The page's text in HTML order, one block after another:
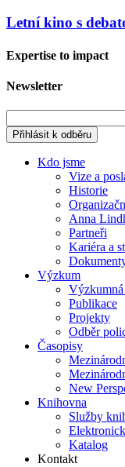
Letní kino s
Expertise to impact
Newsletter
Přihlásit k odběru
Kdo jsme
Vize a
Historie
Anna
Partneři
Kariéra a
Výzkum
Výzkumná
Publikace
Projekty
Odběr
Časopisy
New
Knihovna
Služby
Katalog
Kontakt